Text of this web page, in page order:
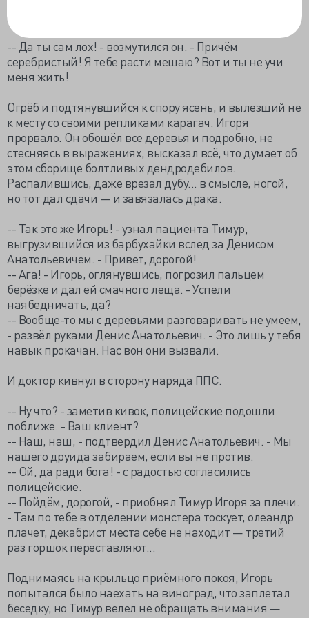
обозвали лохом. И, главное, кто!
-- Да ты сам лох! - возмутился он. - Причём
серебристый! Я тебе расти мешаю? Вот и ты не учи
меня жить!
Огрёб и подтянувшийся к спору ясень, и вылезший не
к месту со своими репликами карагач. Игоря
прорвало. Он обошёл все деревья и подробно, не
стесняясь в выражениях, высказал всё, что думает об
этом сборище болтливых дендродебилов.
Распалившись, даже врезал дубу... в смысле, ногой,
но тот дал сдачи — и завязалась драка.
-- Так это же Игорь! - узнал пациента Тимур,
выгрузившийся из барбухайки вслед за Денисом
Анатольевичем. - Привет, дорогой!
-- Ага! - Игорь, оглянувшись, погрозил пальцем
берёзке и дал ей смачного леща. - Успели
наябедничать, да?
-- Вообще-то мы с деревьями разговаривать не умеем,
- развёл руками Денис Анатольевич. - Это лишь у тебя
навык прокачан. Нас вон они вызвали.
И доктор кивнул в сторону наряда ППС.
-- Ну что? - заметив кивок, полицейские подошли
поближе. - Ваш клиент?
-- Наш, наш, - подтвердил Денис Анатольевич. - Мы
нашего друида забираем, если вы не против.
-- Ой, да ради бога! - с радостью согласились
полицейские.
-- Пойдём, дорогой, - приобнял Тимур Игоря за плечи.
- Там по тебе в отделении монстера тоскует, олеандр
плачет, декабрист места себе не находит — третий
раз горшок переставляют...
Поднимаясь на крыльцо приёмного покоя, Игорь
попытался было наехать на виноград, что заплетал
беседку, но Тимур велел не обращать внимания —